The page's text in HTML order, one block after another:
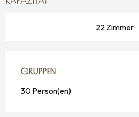
22 Zimmer
GRUPPEN
GRUPPEN
30 Person(en)